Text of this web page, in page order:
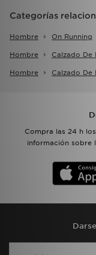
Categorías
Hombre On Running
Hombre Calzado De
Hombre Calzado De
Compra las 24 h
información sobre